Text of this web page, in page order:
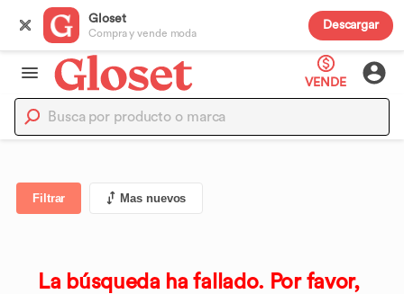
Gloset
Compra y vende moda
Descargar
VENDE
Filtrar Mas nuevos
La búsqueda ha fallado. Por favor,